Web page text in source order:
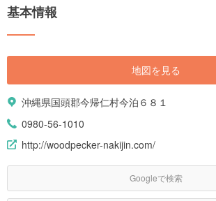
基本情報
地図を見る
沖縄県国頭郡今帰仁村今泊６８１
0980-56-1010
http://woodpecker-nakijin.com/
Googleで検索